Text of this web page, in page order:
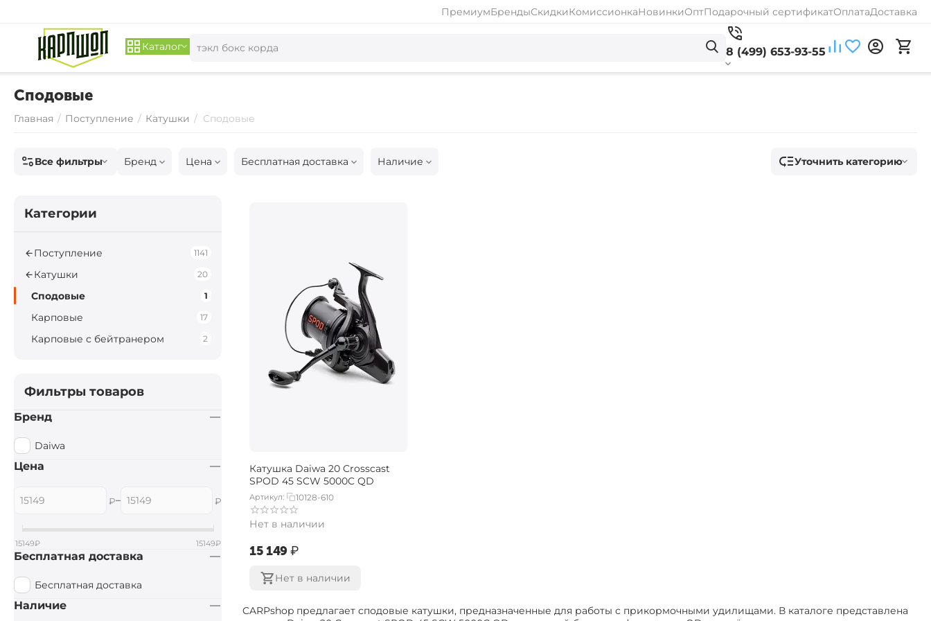
ПремиумБрендыСкидкиКомиссионкаНовинкиОптПодарочный сертификатОплатаДоставка
Каталог 8 (499) 653-93-55
Сподовые
Главная / Поступление / Катушки / Сподовые
Все фильтры Бренд Цена Бесплатная доставка Наличие Уточнить категорию
CARPshop предлагает сподовые катушки, предназначенные для работы с прикормочными удилищами. В каталоге представлена
Катушка Daiwa 20 Crosscast
SPOD 45 SCW 5000C QD
Артикул: 10128-610
Нет в наличии
‍15 149‍₽
Нет в наличии
Категории
Поступление 1141
Катушки 20
Сподовые 1
Карповые 17
Карповые с бейтранером 2
Фильтры товаров
Бренд
Daiwa
Цена
₽– ₽
15149₽ 15149₽
Бесплатная доставка
Бесплатная доставка
Наличие